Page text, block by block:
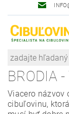
BRODIA
Viacero názvov
cibuľovinu,
Robot